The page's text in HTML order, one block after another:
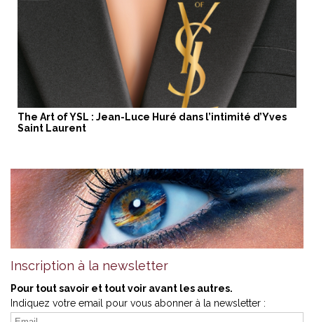
The Art of YSL : Jean-Luce Huré dans l’intimité d’Yves
Saint Laurent
Inscription à la newsletter
Pour tout savoir et tout voir avant les autres.
Indiquez votre email pour vous abonner à la newsletter :